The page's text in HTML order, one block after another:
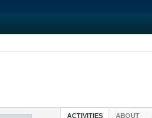
ACTIVITIES ABOUT